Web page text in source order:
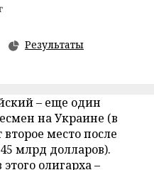
Результаты
– еще один
на Украине (в
место после
млрд долларов).
олигарха –